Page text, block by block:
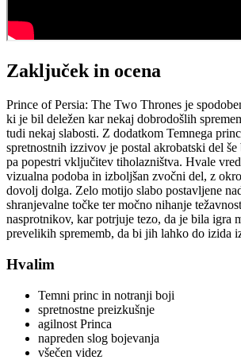
Zaključek in ocena
Prince of Persia: The Two Thrones je
ki je bil deležen kar nekaj dobrodošlih
tudi nekaj slabosti. Z dodatkom Temnega
spretnostnih izzivov je postal akrobatski del
pa popestri vključitev tiholazništva. Hvale
vizualna podoba in izboljšan zvočni del, z
dovolj dolga. Zelo motijo slabo postavljene
shranjevalne točke ter močno nihanje
nasprotnikov, kar potrjuje tezo, da je bila igra
prevelikih sprememb, da bi jih lahko do izida
Hvalim
Temni princ in notranji boji
spretnostne preizkušnje
agilnost Princa
napreden slog bojevanja
všečen videz